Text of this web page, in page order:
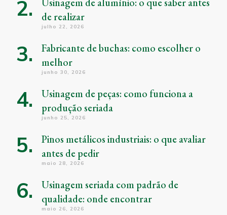
Usinagem de alumínio: o que saber antes
de realizar
julho 22, 2026
Fabricante de buchas: como escolher o
melhor
junho 30, 2026
Usinagem de peças: como funciona a
produção seriada
junho 25, 2026
Pinos metálicos industriais: o que avaliar
antes de pedir
maio 28, 2026
Usinagem seriada com padrão de
qualidade: onde encontrar
maio 26, 2026